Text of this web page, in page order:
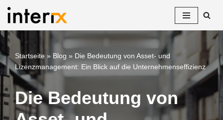
Inhalt
Startseite » Blog » Die Bedeutung von Asset- und
Lizenzmanagement: Ein Blick auf die Unternehmenseffizienz
Die Bedeutung von